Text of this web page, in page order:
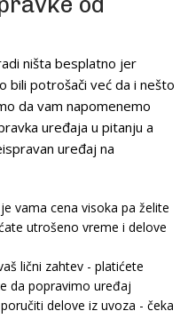
ništa besplatno jer
bili potrošači već da i nešto
da vam napomenemo
uređaja u pitanju a
uređaj na
vama cena visoka pa želite
utrošeno vreme i delove
lični zahtev - platićete
da popravimo uređaj
delove iz uvoza - čeka